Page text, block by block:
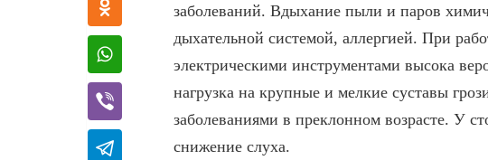
заболеваний. Вдыхание пыли и паров
дыхательной системой, аллергией. При
электрическими инструментами высока
нагрузка на крупные и мелкие суставы
заболеваниями в преклонном возрасте. У
снижение слуха.